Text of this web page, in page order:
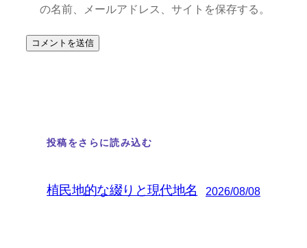
の名前、メールアドレス、サイトを保存する。
投稿をさらに読み込む
植民地的な綴りと現代地名 2026/08/08